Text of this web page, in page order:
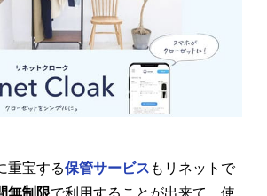
重宝する保管サービス もリネットで
無制限で利用することが出来て、使